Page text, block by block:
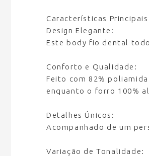
Características
Design Elegante:
Este body fio dental
Conforto e Qualidade:
Feito com 82%
enquanto o forro 100%
Detalhes Únicos:
Acompanhado de um
Variação de Tonalidade: